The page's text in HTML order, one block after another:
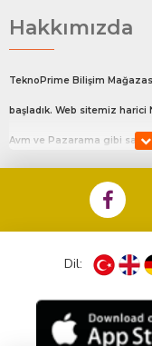
Hakkımızda
TeknoPrime Bilişim
başladık. Web sitemiz harici
Avm ve Pazarama gibi
değerlendirmeler ile satış
sitemizin en alt kısmında
%100 Müşteri Memnuniyeti
sunmaktayız.
vermekteyiz. Bunun
Dil: